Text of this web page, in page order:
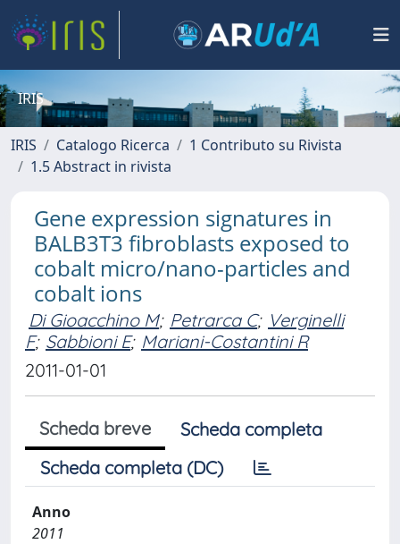
IRIS
IRIS Catalogo Ricerca
1 Contributo su Rivista
1.5 Abstract in rivista
Gene expression signatures in
BALB3T3 fibroblasts exposed to
cobalt micro/nano-particles and
cobalt ions
Di Gioacchino M; Petrarca C; Verginelli
F; Sabbioni E; Mariani-Costantini R
2011-01-01
Scheda breve
Scheda completa
Scheda completa (DC)
Anno
2011